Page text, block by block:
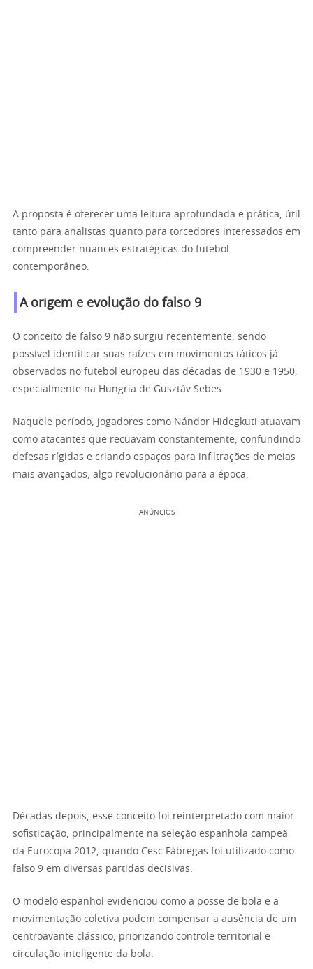
A proposta é oferecer uma leitura aprofundada e prática, útil
tanto para analistas quanto para torcedores interessados em
compreender nuances estratégicas do futebol
contemporâneo.
A origem e evolução do falso 9
O conceito de falso 9 não surgiu recentemente, sendo
possível identificar suas raízes em movimentos táticos já
observados no futebol europeu das décadas de 1930 e 1950,
especialmente na Hungria de Gusztáv Sebes.
Naquele período, jogadores como Nándor Hidegkuti atuavam
como atacantes que recuavam constantemente, confundindo
defesas rígidas e criando espaços para infiltrações de meias
mais avançados, algo revolucionário para a época.
ANÚNCIOS
Décadas depois, esse conceito foi reinterpretado com maior
sofisticação, principalmente na seleção espanhola campeã
da Eurocopa 2012, quando Cesc Fàbregas foi utilizado como
falso 9 em diversas partidas decisivas.
O modelo espanhol evidenciou como a posse de bola e a
movimentação coletiva podem compensar a ausência de um
centroavante clássico, priorizando controle territorial e
circulação inteligente da bola.